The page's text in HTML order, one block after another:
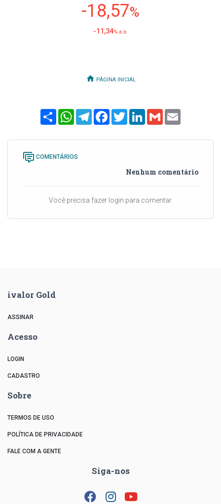
-18,57%
-11,34% a.a.
PÁGINA INICIAL
ShareWhatsAppTelegramFacebook
TwitterLinkedInGmail
COMENTÁRIOS
Nenhum comentário
Você precisa fazer login para comentar.
ivalor Gold
ASSINAR
Acesso
LOGIN
CADASTRO
Sobre
TERMOS DE USO
POLÍTICA DE PRIVACIDADE
FALE COM A GENTE
Siga-nos